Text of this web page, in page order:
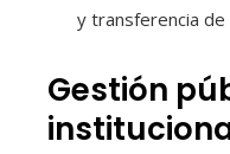
y transferencia de
Gestión